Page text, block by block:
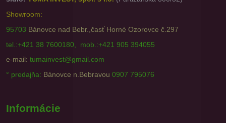
Showroom:
95703 Bánovce nad Bebr.,časť Horné Ozorovce č.297
tel.:+421 38 7600180, mob.:+421 905 394055
e-mail: tumainvest@gmail.com
° predajňa: Bánovce n.Bebravou 0907 795076
Informácie